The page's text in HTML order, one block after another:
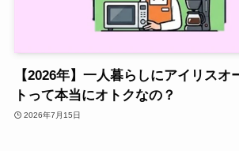
【2026年】一人暮らしにアイリスオ
トって本当にオトクなの？
2026年7月15日